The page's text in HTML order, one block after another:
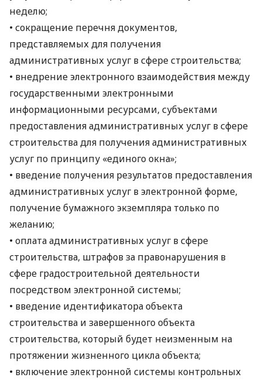
неделю;
• сокращение перечня документов,
представляемых для получения
административных услуг в сфере строительства;
• внедрение электронного взаимодействия между
государственными электронными
информационными ресурсами, субъектами
предоставления административных услуг в сфере
строительства для получения административных
услуг по принципу «единого окна»;
• введение получения результатов предоставления
административных услуг в электронной форме,
получение бумажного экземпляра только по
желанию;
• оплата административных услуг в сфере
строительства, штрафов за правонарушения в
сфере градостроительной деятельности
посредством электронной системы;
• введение идентификатора объекта
строительства и завершенного объекта
строительства, который будет неизменным на
протяжении жизненного цикла объекта;
• включение электронной системы контрольных